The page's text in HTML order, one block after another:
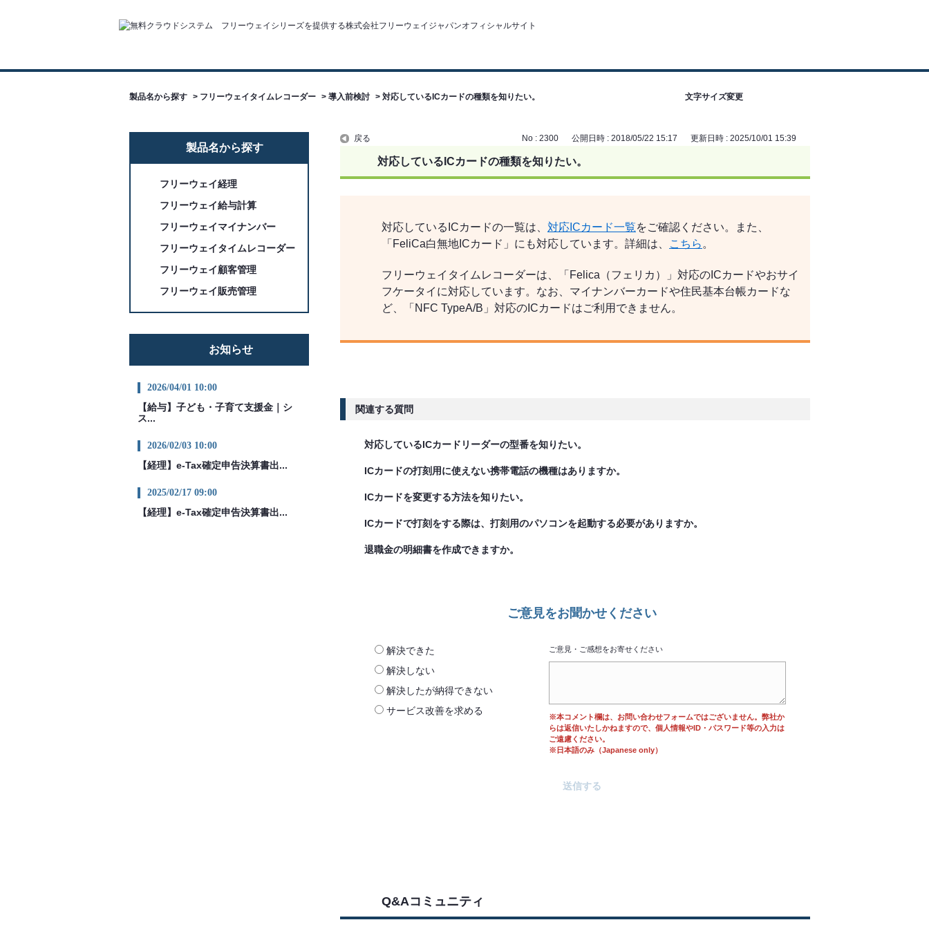
文字サイズ変更
製品名から探す > フリーウェイタイムレコーダー > 導入前検討 > 対応しているICカードの種類を知りたい。
製品名から探す
フリーウェイ経理
フリーウェイ給与計算
フリーウェイマイナンバー
フリーウェイタイムレコーダー
フリーウェイ顧客管理
フリーウェイ販売管理
お知らせ
2026/04/01 10:00
【給与】子ども・子育て支援金｜シ
ス...
2026/02/03 10:00
【経理】e-Tax確定申告決算書出...
2025/02/17 09:00
【経理】e-Tax確定申告決算書出...
戻る No : 2300 公開日時 : 2018/05/22 15:17 更新日時 : 2025/10/01 15:39
対応しているICカードの種類を知りたい。
対応しているICカードの一覧は、 対応ICカード一覧をご確認ください。また、
「FeliCa白無地ICカード」にも対応しています。詳細は、
こちら 。
フリーウェイタイムレコーダーは、「Felica（フェリカ）」対応のICカードやおサイ
フケータイに対応しています。なお、マイナンバーカードや住民基本台帳カードな
ど、「NFC TypeA/B」対応のICカードはご利用できません。
関連する質問
対応しているICカードリーダーの型番を知りたい。
ICカードの打刻用に使えない携帯電話の機種はありますか。
ICカードを変更する方法を知りたい。
ICカードで打刻をする際は、打刻用のパソコンを起動する必要がありますか。
退職金の明細書を作成できますか。
ご意見をお聞かせください
解決できた
解決しない
解決したが納得できない
サービス改善を求める
ご意見・ご感想をお寄せください
※本コメント欄は、お問い合わせフォームではございません。弊社か
らは返信いたしかねますので、個人情報やID・パスワード等の入力は
ご遠慮ください。
※日本語のみ（Japanese only）
Q&Aコミュニティ